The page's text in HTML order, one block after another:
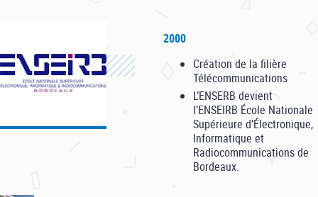
2000
Création de la filière
Télécommunications
L’ENSERB devient
l’ENSEIRB École Nationale
Supérieure d’Électronique,
Informatique et
Radiocommunications de
Bordeaux.